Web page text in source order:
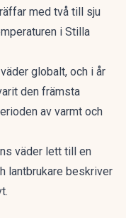
med två till sju
i Stilla
globalt, och i år
den främsta
av varmt och
väder lett till en
lantbrukare beskriver